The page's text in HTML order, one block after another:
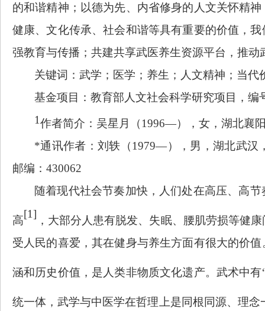
的和谐精神；以德为先、内省修身的人文关怀精
健康、文化传承、社会和谐等具有重要的价值，
强教育与传播；共建共享武医养生资源平台，推
关键词：武学；医学；养生；人文精神；当代
基金项目：教育部人文社会科学研究项目，编
1作者简介：吴星月（1996—），女，湖北襄
*通讯作者：刘轶（1979—），男，湖北武汉
邮编：430062
随着现代社会节奏加快，人们处在高压、高节
高
[1]
，大部分人患有脱发、失眠、腰肌劳损等健
受人民的喜爱，其在健身与养生方面有很大的价
涵和历史价值，是人类非物质文化遗产。武术中有
统一体，武学与中医学在哲理上是同根同源、理念